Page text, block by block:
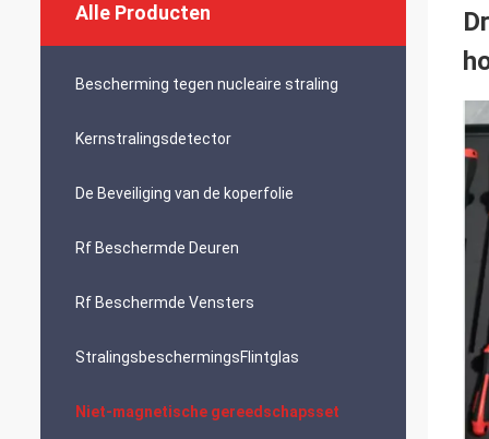
Alle Producten
Bescherming tegen nucleaire straling
Kernstralingsdetector
De Beveiliging van de koperfolie
Rf Beschermde Deuren
Rf Beschermde Vensters
StralingsbeschermingsFlintglas
Niet-magnetische gereedschapsset